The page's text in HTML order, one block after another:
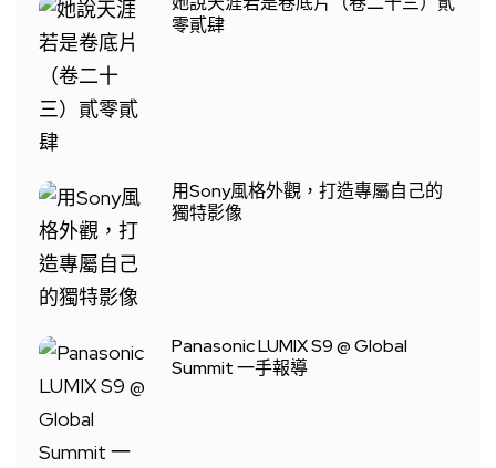
零貳肆
用Sony風格外觀，打造專屬自己的
獨特影像
Panasonic LUMIX S9 @ Global
Summit 一手報導